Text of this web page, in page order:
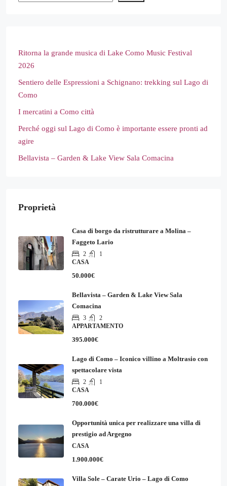
Ritorna la grande musica di Lake Como Music Festival
2026
Sentiero delle Espressioni a Schignano: trekking sul Lago di
Como
I mercatini a Como città
Perché oggi sul Lago di Como è importante essere pronti ad
agire
Bellavista – Garden & Lake View Sala Comacina
Proprietà
Casa di borgo da ristrutturare a Molina –
Faggeto Lario
2
1
CASA
50.000€
Bellavista – Garden & Lake View Sala
Comacina
3
2
APPARTAMENTO
395.000€
Lago di Como – Iconico villino a Moltrasio con
spettacolare vista
2
1
CASA
700.000€
Opportunità unica per realizzare una villa di
prestigio ad Argegno
CASA
1.900.000€
Villa Sole – Carate Urio – Lago di Como